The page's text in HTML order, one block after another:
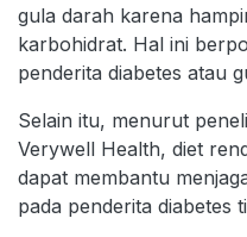
gula darah karena
karbohidrat. Hal ini
penderita diabetes atau
Selain itu, menurut
Verywell Health, diet
dapat membantu
pada penderita diabetes